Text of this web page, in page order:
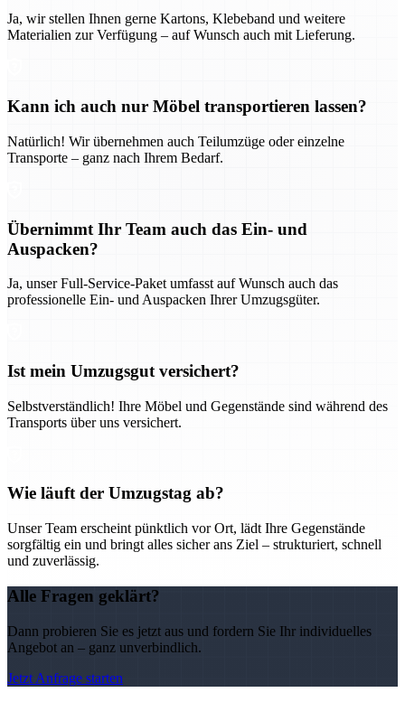
Ja, wir stellen Ihnen gerne Kartons, Klebeband und weitere
Materialien zur Verfügung – auf Wunsch auch mit Lieferung.
Kann ich auch nur Möbel transportieren lassen?
Natürlich! Wir übernehmen auch Teilumzüge oder einzelne
Transporte – ganz nach Ihrem Bedarf.
Übernimmt Ihr Team auch das Ein- und
Auspacken?
Ja, unser Full-Service-Paket umfasst auf Wunsch auch das
professionelle Ein- und Auspacken Ihrer Umzugsgüter.
Ist mein Umzugsgut versichert?
Selbstverständlich! Ihre Möbel und Gegenstände sind während des
Transports über uns versichert.
Wie läuft der Umzugstag ab?
Unser Team erscheint pünktlich vor Ort, lädt Ihre Gegenstände
sorgfältig ein und bringt alles sicher ans Ziel – strukturiert, schnell
und zuverlässig.
Alle Fragen geklärt?
Dann probieren Sie es jetzt aus und fordern Sie Ihr individuelles
Angebot an – ganz unverbindlich.
Jetzt Anfrage starten